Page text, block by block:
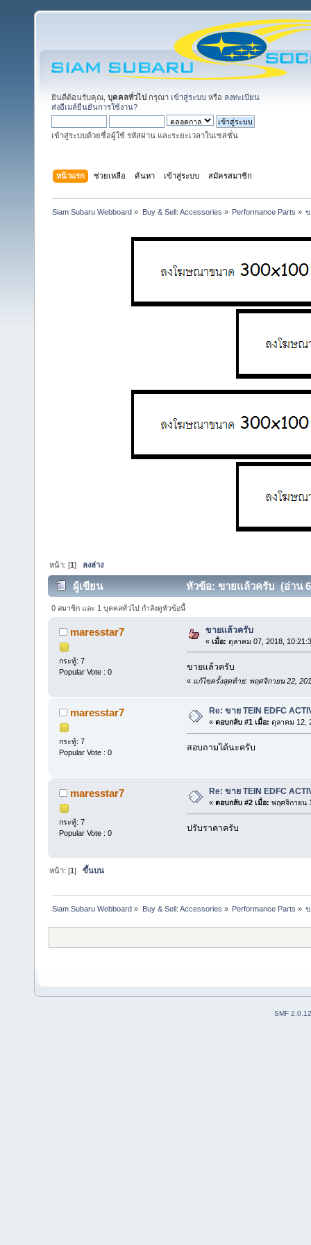
ยินดีต้อนรับคุณ, บุคคลทั่วไป กรุณา เข้าสู่ระบบ หรือ ลงทะเบียน
ส่งอีเมล์ยืนยันการใช้งาน?
เข้าสู่ระบบด้วยชื่อผู้ใช้ รหัสผ่าน และระยะเวลาในเซสชั่น
หน้าแรก ช่วยเหลือ ค้นหา เข้าสู่ระบบ สมัครสมาชิก
Siam Subaru Webboard » Buy & Sell: Accessories » Performance Parts »
หน้า: [1] ลงล่าง
ผู้เขียน หัวข้อ: ขายแล้วครับ (อ่าน
0 สมาชิก และ 1 บุคคลทั่วไป กำลังดูหัวข้อนี้
maresstar7
กระทู้: 7
Popular Vote : 0
ขายแล้วครับ
« เมื่อ: ตุลาคม 07, 2018,
ขายแล้วครับ
« แก้ไขครั้งสุดท้าย: พฤศจิกายน 22,
maresstar7
กระทู้: 7
Popular Vote : 0
Re: ขาย TEIN EDFC
« ตอบกลับ #1 เมื่อ: ตุลาคม 12,
สอบถามได้นะครับ
maresstar7
กระทู้: 7
Popular Vote : 0
Re: ขาย TEIN EDFC
« ตอบกลับ #2 เมื่อ: พฤศจิกายน
ปรับราคาครับ
หน้า: [1]ขึ้นบน
Siam Subaru Webboard » Buy & Sell: Accessories » Performance Parts »
SMF 2.0.12